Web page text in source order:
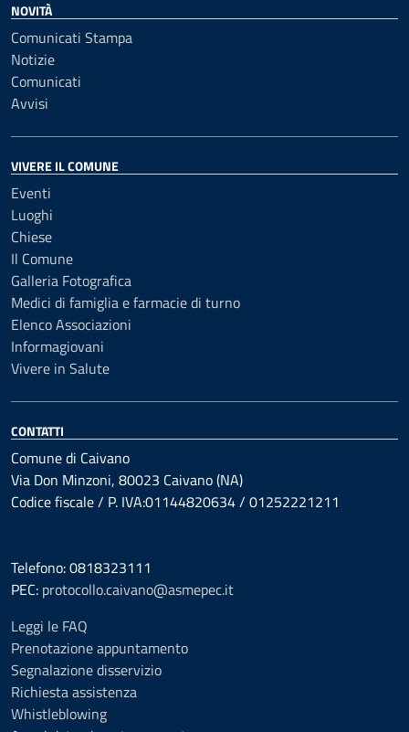
NOVITÀ
Comunicati Stampa
Notizie
Comunicati
Avvisi
VIVERE IL COMUNE
Eventi
Luoghi
Chiese
Il Comune
Galleria Fotografica
Medici di famiglia e farmacie di turno
Elenco Associazioni
Informagiovani
Vivere in Salute
CONTATTI
Comune di Caivano
Via Don Minzoni, 80023 Caivano (NA)
Codice fiscale / P. IVA:01144820634 / 01252221211
Telefono: 0818323111
PEC: protocollo.caivano@asmepec.it
Leggi le FAQ
Prenotazione appuntamento
Segnalazione disservizio
Richiesta assistenza
Whistleblowing